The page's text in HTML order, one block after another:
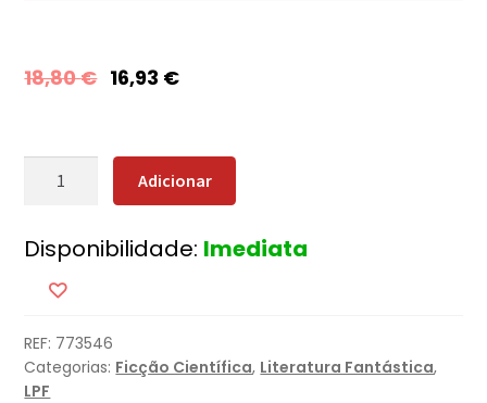
18,80€ 16,93 €
Quantidade
II
(parte
1
de
2)
Adicionar
Disponibilidade: Imediata
REF: 773546
Categorias: Ficção Científica, Literatura Fantástica,
LPF